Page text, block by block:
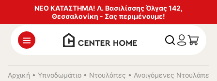
ΝΕΟ ΚΑΤΑΣΤΗΜΑ! Λ. Βασιλίσσης Όλγας 142,
Θεσσαλονίκη - Σας περιμένουμε!
Αρχική • Υπνοδωμάτιο • Ντουλάπες • Ανοιγόμενες Ντουλάπες